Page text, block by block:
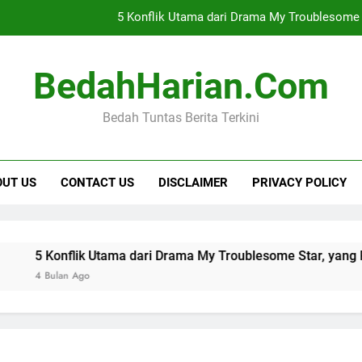
5 Konflik Utama dari Drama My
Cara Mendapatkan Premi Murah dengan
5 Konflik Utama dari Drama My
BedahHarian.com
Bedah Tuntas Berita Terkini
US CONTACT US DISCLAIMER PRIVACY POLICY
Utama dari Drama My Troublesome Star, yang Penuh
Ago